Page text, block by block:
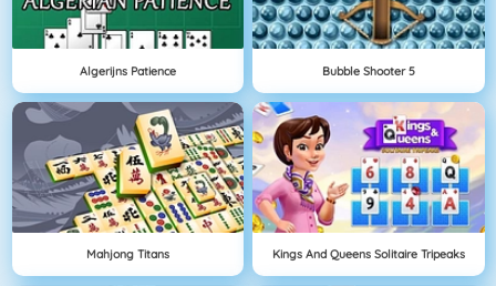
Algerijns Patience Bubble Shooter 5
Mahjong Titans Kings And Queens Solitaire Tripeaks